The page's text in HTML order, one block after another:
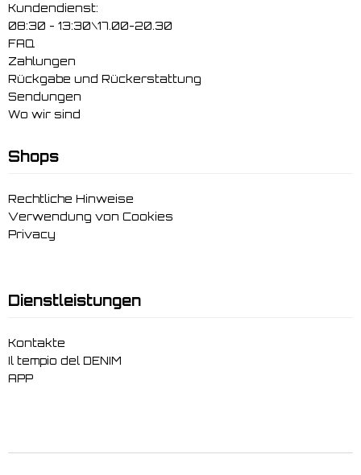
Kundendienst:
08:30 - 13:30\17.00-20.30
FAQ
Zahlungen
Rückgabe und Rückerstattung
Sendungen
Wo wir sind
Shops
Rechtliche Hinweise
Verwendung von Cookies
Privacy
Dienstleistungen
Kontakte
Il tempio del DENIM
APP